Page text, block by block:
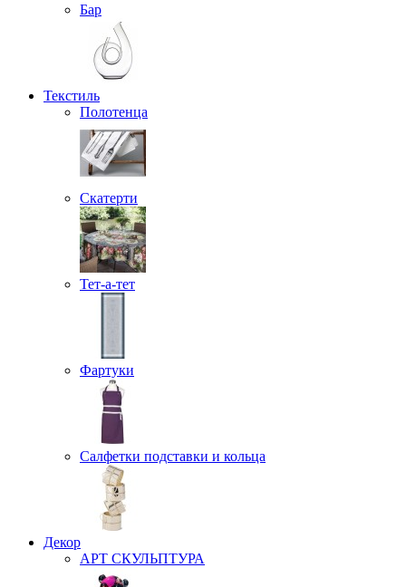
Бар
Текстиль
Полотенца
Скатерти
Тет-а-тет
Фартуки
Салфетки подставки и кольца
Декор
АРТ СКУЛЬПТУРА